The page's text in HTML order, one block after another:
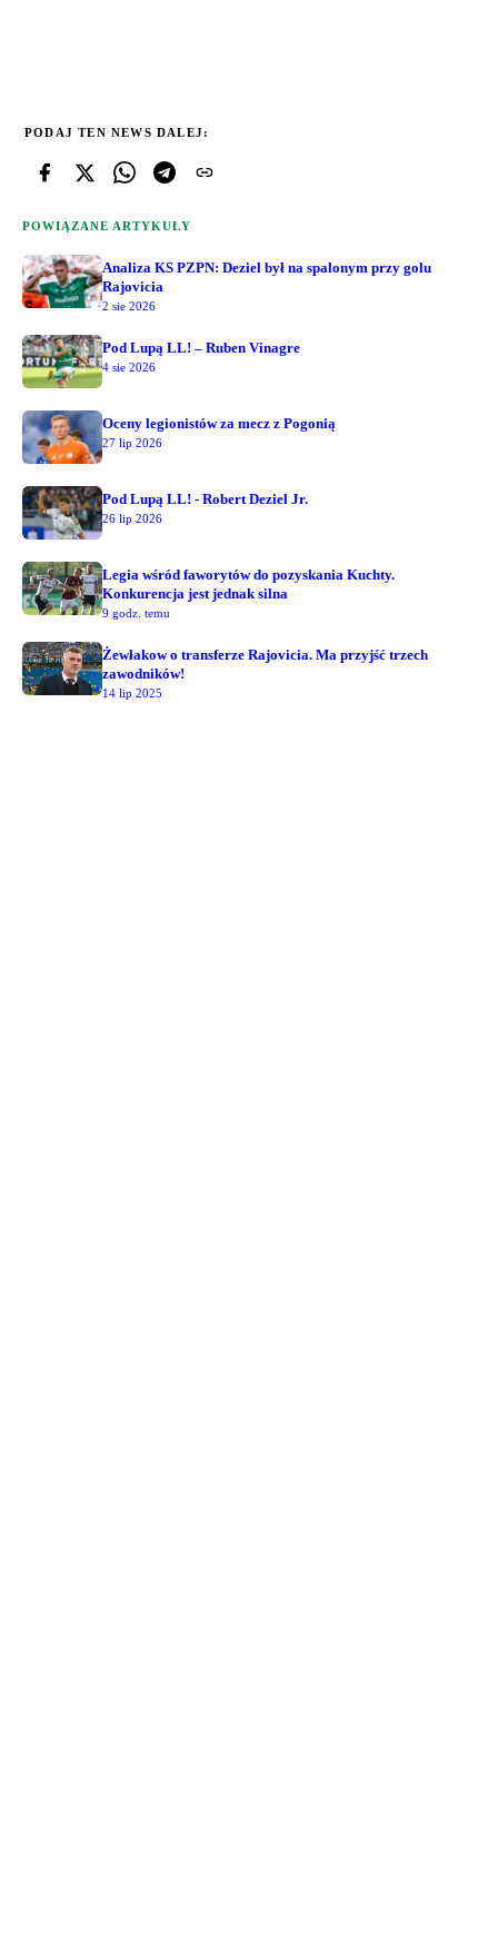
PODAJ TEN NEWS DALEJ:
POWIĄZANE ARTYKUŁY
Analiza KS PZPN: Deziel był na spalonym przy golu
Rajovicia
2 sie 2026
Pod Lupą LL! – Ruben Vinagre
4 sie 2026
Oceny legionistów za mecz z Pogonią
27 lip 2026
Pod Lupą LL! - Robert Deziel Jr.
26 lip 2026
Legia wśród faworytów do pozyskania Kuchty.
Konkurencja jest jednak silna
9 godz. temu
Żewłakow o transferze Rajovicia. Ma przyjść trzech
zawodników!
14 lip 2025